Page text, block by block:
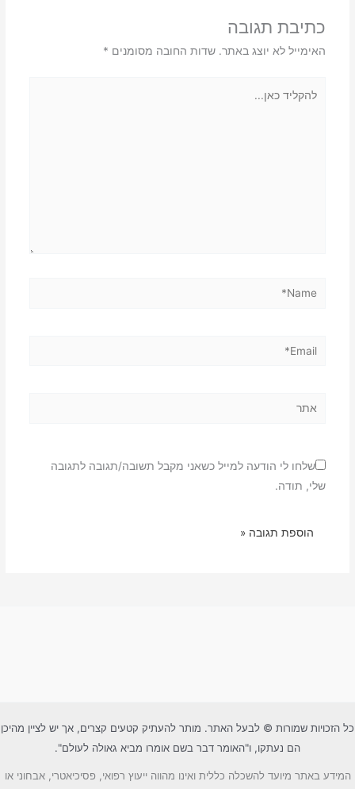
כתיבת תגובה
האימייל לא יוצג באתר. שדות החובה מסומנים *
Email*
שלחו לי הודעה למייל כשאני מקבל תשובה/תגובה לתגובה
שלי, תודה.
כל הזכויות שמורות © לבעל האתר. מותר להעתיק קטעים קצרים, אך יש לציין מהיכן
הם נעתקו, ו"האומר דבר בשם אומרו מביא גאולה לעולם".
המידע באתר מיועד להשכלה כללית ואינו מהווה ייעוץ רפואי, פסיכיאטרי, אבחוני או